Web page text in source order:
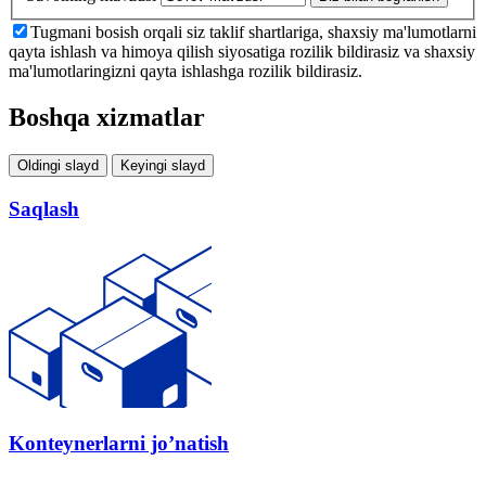
Tugmani bosish orqali siz taklif shartlariga, shaxsiy ma'lumotlarni
qayta ishlash va himoya qilish siyosatiga rozilik bildirasiz va shaxsiy
ma'lumotlaringizni qayta ishlashga rozilik bildirasiz.
Boshqa xizmatlar
Oldingi slayd Keyingi slayd
Saqlash
Konteynerlarni jo’natish